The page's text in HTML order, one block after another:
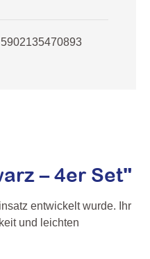
5902135470893
– 4er Set"
entwickelt wurde. Ihr
und leichten